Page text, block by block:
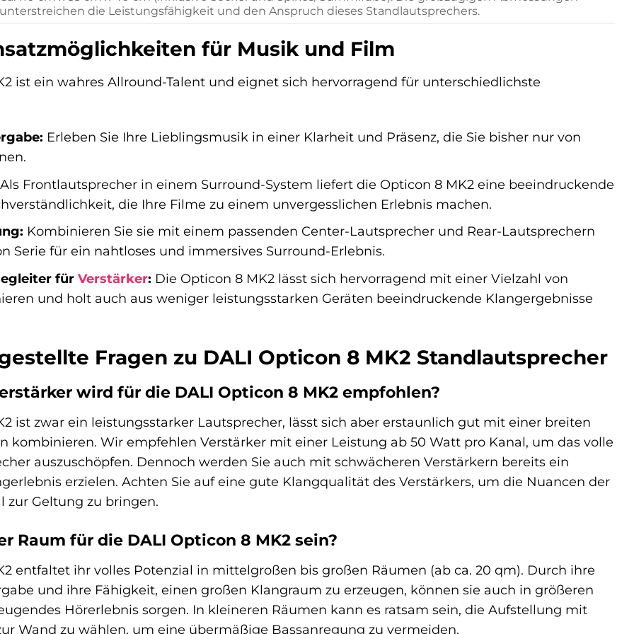
die Leistungsfähigkeit und den Anspruch dieses Standlautsprechers.
für Musik und Film
ist ein wahres Allround-Talent und eignet sich hervorragend für unterschiedlichste
Erleben Sie Ihre Lieblingsmusik in einer Klarheit und Präsenz, die Sie bisher nur von
Frontlautsprecher in einem Surround-System liefert die Opticon 8 MK2 eine beeindruckende
die Ihre Filme zu einem unvergesslichen Erlebnis machen.
Kombinieren Sie sie mit einem passenden Center-Lautsprecher und Rear-Lautsprechern
Serie für ein nahtloses und immersives Surround-Erlebnis.
für Verstärker: Die Opticon 8 MK2 lässt sich hervorragend mit einer Vielzahl von
und holt auch aus weniger leistungsstarken Geräten beeindruckende Klangergebnisse
Fragen zu DALI Opticon 8 MK2 Standlautsprecher
wird für die DALI Opticon 8 MK2 empfohlen?
ist zwar ein leistungsstarker Lautsprecher, lässt sich aber erstaunlich gut mit einer breiten
kombinieren. Wir empfehlen Verstärker mit einer Leistung ab 50 Watt pro Kanal, um das volle
auszuschöpfen. Dennoch werden Sie auch mit schwächeren Verstärkern bereits ein
erzielen. Achten Sie auf eine gute Klangqualität des Verstärkers, um die Nuancen der
zur Geltung zu bringen.
Raum für die DALI Opticon 8 MK2 sein?
entfaltet ihr volles Potenzial in mittelgroßen bis großen Räumen (ab ca. 20 qm). Durch ihre
und ihre Fähigkeit, einen großen Klangraum zu erzeugen, können sie auch in größeren
Hörerlebnis sorgen. In kleineren Räumen kann es ratsam sein, die Aufstellung mit
Wand zu wählen, um eine übermäßige Bassanregung zu vermeiden.